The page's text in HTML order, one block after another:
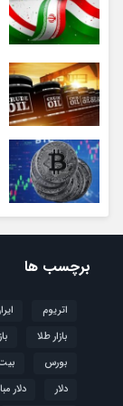
برچسب ها
اتریوم
بازار طلا
بورس
دلار
دلار